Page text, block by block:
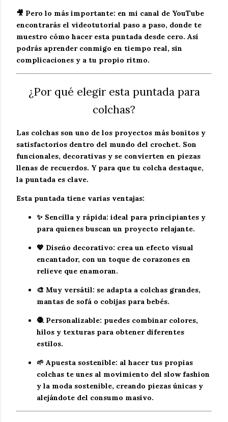
🎥 Pero lo más importante: en mi canal de YouTube
encontrarás el videotutorial paso a paso, donde te
muestro cómo hacer esta puntada desde cero. Así
podrás aprender conmigo en tiempo real, sin
complicaciones y a tu propio ritmo.
¿Por qué elegir esta puntada para
colchas?
Las colchas son uno de los proyectos más bonitos y
satisfactorios dentro del mundo del crochet. Son
funcionales, decorativas y se convierten en piezas
llenas de recuerdos. Y para que tu colcha destaque,
la puntada es clave.
Esta puntada tiene varias ventajas:
✨ Sencilla y rápida: ideal para principiantes y
para quienes buscan un proyecto relajante.
💖 Diseño decorativo: crea un efecto visual
encantador, con un toque de corazones en
relieve que enamoran.
🎨 Muy versátil: se adapta a colchas grandes,
mantas de sofá o cobijas para bebés.
🧶 Personalizable: puedes combinar colores,
hilos y texturas para obtener diferentes
estilos.
🌱 Apuesta sostenible: al hacer tus propias
colchas te unes al movimiento del slow fashion
y la moda sostenible, creando piezas únicas y
alejándote del consumo masivo.